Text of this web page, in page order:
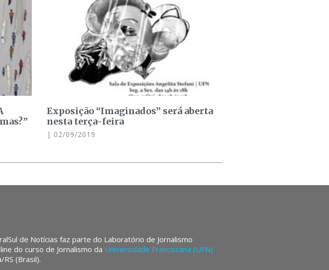
Exposição “Imaginados” será aberta
nesta terça-feira
02/09/2019
de Notícias faz parte do Laboratório de Jornalismo
do curso de Jornalismo da Universidade Franciscana (UFN)
RS (Brasil).